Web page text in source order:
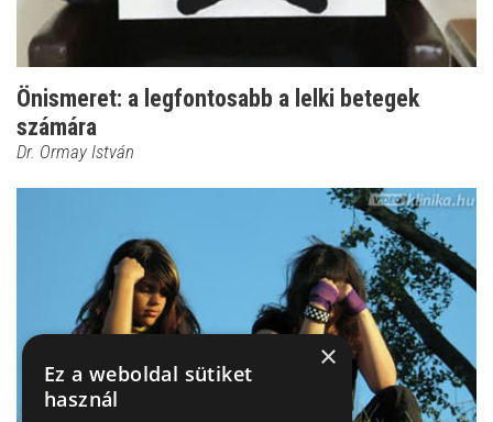
Önismeret: a legfontosabb a lelki betegek
számára
Dr. Ormay István
×
Ez a weboldal sütiket
használ